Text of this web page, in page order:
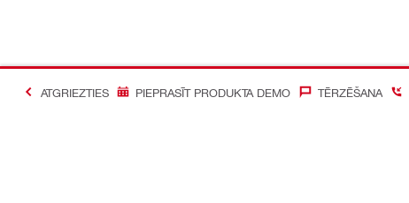
ATGRIEZTIES PIEPRASĪT PRODUKTA DEMO TĒRZĒŠANA